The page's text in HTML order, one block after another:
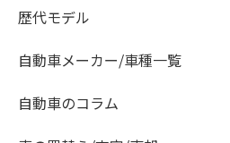
歴代モデル
自動車メーカー/車種一覧
自動車のコラム